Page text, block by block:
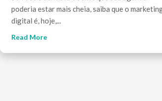
poderia estar mais cheia, saiba que o
digital é, hoje,...
Read More